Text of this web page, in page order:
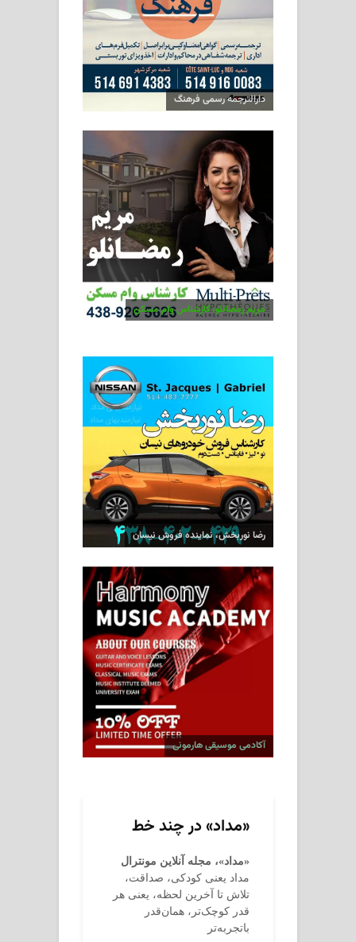
دارالترجمه رسمی فرهنگ
مریم رمضانلو، کارشناس وام مسکن
رضا نوربخش، نماینده فروش نیسان
آکادمی موسیقی هارمونی
«مداد» در چند خط
«مداد»، مجله آنلاین مونترال
مداد یعنی کودکی، صداقت،
تلاش تا آخرین لحظه، یعنی هر
قدر کوچک‌تر، همان‌قدر
باتجربه‌تر